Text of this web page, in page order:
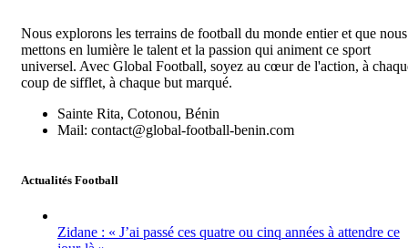
Nous explorons les terrains de football du monde entier et que nous
mettons en lumière le talent et la passion qui animent ce sport
universel. Avec Global Football, soyez au cœur de l'action, à
coup de sifflet, à chaque but marqué.
Sainte Rita, Cotonou, Bénin
Mail: contact@global-football-benin.com
Actualités Football
Zidane : « J’ai passé ces quatre ou cinq années à attendre ce